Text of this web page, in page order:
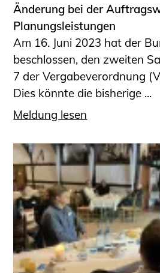
Änderung bei der
Planungsleistungen
Am 16. Juni 2023 hat der
beschlossen, den zweiten
7 der Vergabeverordnung
Dies könnte die bisherige ...
Meldung lesen